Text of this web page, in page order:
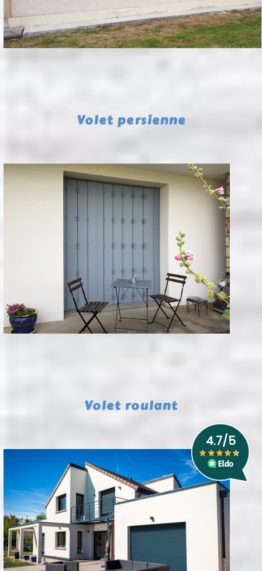
Volet persienne
Volet roulant